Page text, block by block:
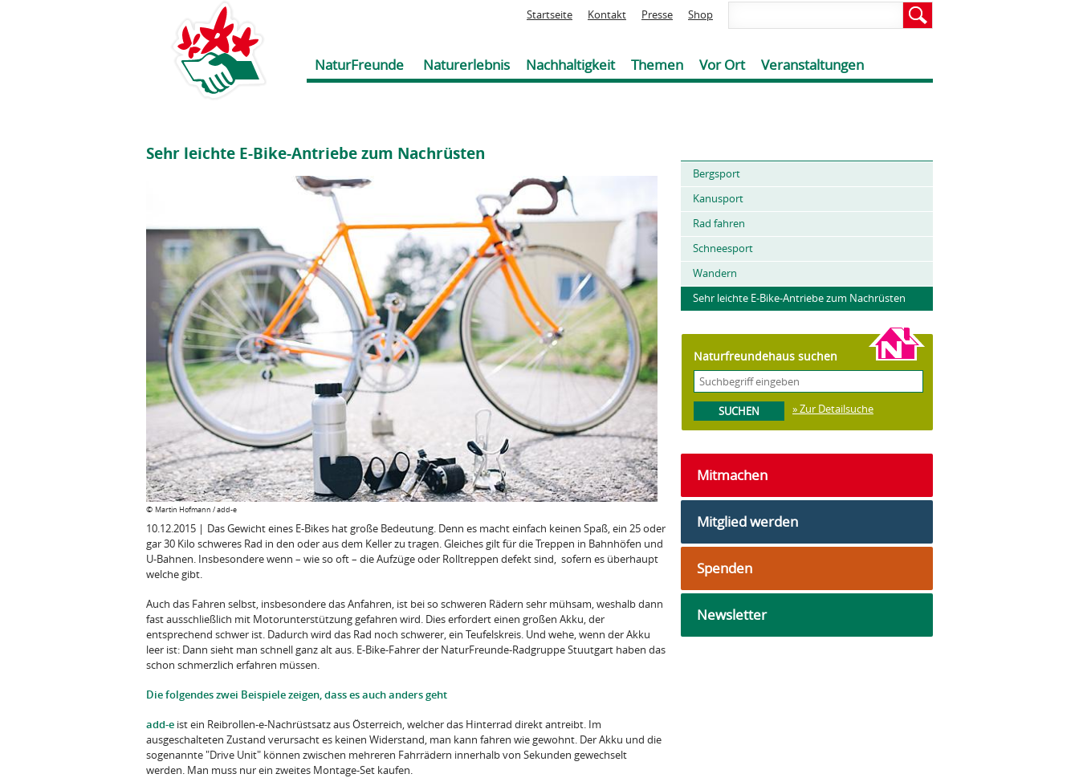
Jump to navigation
Startseite Kontakt Presse Shop
NaturFreunde Naturerlebnis Nachhaltigkeit Themen Vor Ort Veranstaltungen
Sehr leichte E-Bike-Antriebe zum Nachrüsten
© Martin Hofmann / add-e
10.12.2015 | Das Gewicht eines E-Bikes hat große Bedeutung. Denn es macht einfach keinen Spaß, ein 25 oder
gar 30 Kilo schweres Rad in den oder aus dem Keller zu tragen. Gleiches gilt für die Treppen in Bahnhöfen und
U-Bahnen. Insbesondere wenn – wie so oft – die Aufzüge oder Rolltreppen defekt sind, sofern es überhaupt
welche gibt.
Auch das Fahren selbst, insbesondere das Anfahren, ist bei so schweren Rädern sehr mühsam, weshalb dann
fast ausschließlich mit Motorunterstützung gefahren wird. Dies erfordert einen großen Akku, der
entsprechend schwer ist. Dadurch wird das Rad noch schwerer, ein Teufelskreis. Und wehe, wenn der Akku
leer ist: Dann sieht man schnell ganz alt aus. E-Bike-Fahrer der NaturFreunde-Radgruppe Stuutgart haben das
schon schmerzlich erfahren müssen.
Die folgendes zwei Beispiele zeigen, dass es auch anders geht
add-e ist ein Reibrollen-e-Nachrüstsatz aus Österreich, welcher das Hinterrad direkt antreibt. Im
ausgeschalteten Zustand verursacht es keinen Widerstand, man kann fahren wie gewohnt. Der Akku und die
sogenannte "Drive Unit" können zwischen mehreren Fahrrädern innerhalb von Sekunden gewechselt
werden. Man muss nur ein zweites Montage-Set kaufen.
Sie
sind
hier
Bergsport
Kanusport
Rad fahren
Schneesport
Wandern
Sehr leichte E-Bike-Antriebe zum Nachrüsten
Naturfreundehaus suchen
» Zur Detailsuche
Mitmachen
Mitglied werden
Spenden
Newsletter